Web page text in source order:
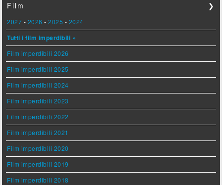
Film ❯
2027 - 2026 -2025 - 2024
Tutti i film imperdibili »
Film imperdibili 2026
Film imperdibili 2025
Film imperdibili 2024
Film imperdibili 2023
Film imperdibili 2022
Film imperdibili 2021
Film imperdibili 2020
Film imperdibili 2019
Film imperdibili 2018